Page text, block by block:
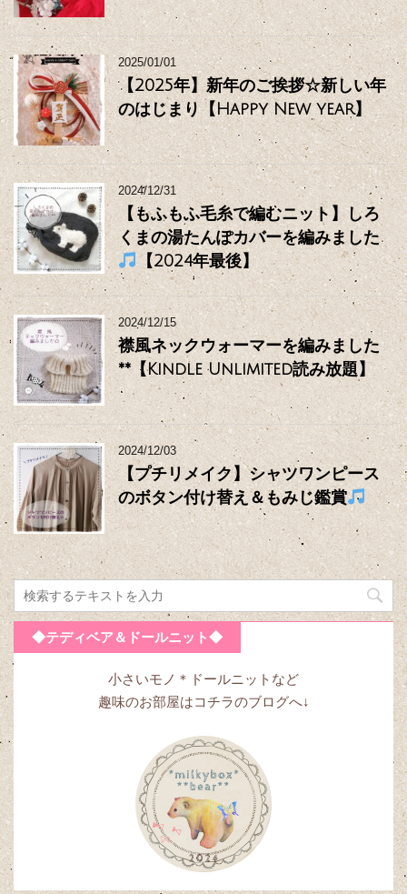
2025/01/01
【2025年】新年のご挨拶☆新しい年
のはじまり【Happy New year】
2024/12/31
【もふもふ毛糸で編むニット】しろ
くまの湯たんぽカバーを編みました
【2024年最後】
2024/12/15
襟風ネックウォーマーを編みました
**【Kindle Unlimited読み放題】
2024/12/03
【プチリメイク】シャツワンピース
のボタン付け替え＆もみじ鑑賞
◆テディベア＆ドールニット◆
小さいモノ＊ドールニットなど
趣味のお部屋はコチラのブログへ↓